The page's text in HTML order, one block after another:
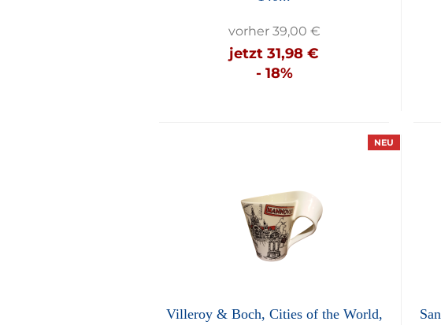
vorher 39,00 €
jetzt 31,98 €
- 18%
NEU
Villeroy & Boch, Cities of the World,